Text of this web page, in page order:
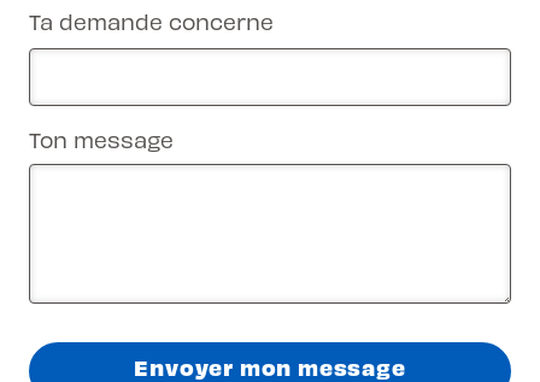
Ta demande concerne
Ton message
Envoyer mon message